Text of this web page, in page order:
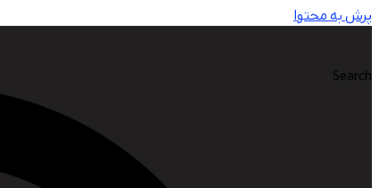
پرش به محتوا
Search